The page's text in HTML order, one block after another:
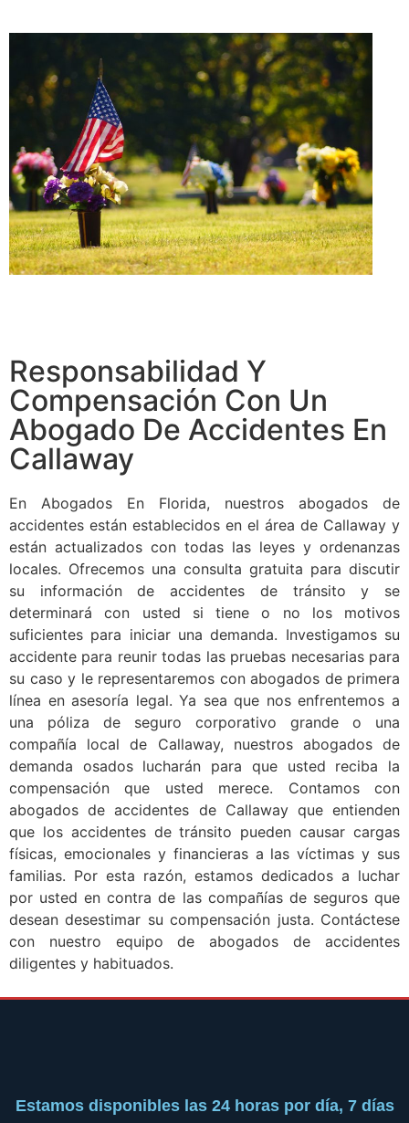
Responsabilidad Y
Compensación Con Un
Abogado De Accidentes En
Callaway
En Abogados En Florida, nuestros abogados de
accidentes están establecidos en el área de Callaway y
están actualizados con todas las leyes y ordenanzas
locales. Ofrecemos una consulta gratuita para discutir
su información de accidentes de tránsito y se
determinará con usted si tiene o no los motivos
suficientes para iniciar una demanda. Investigamos su
accidente para reunir todas las pruebas necesarias para
su caso y le representaremos con abogados de primera
línea en asesoría legal. Ya sea que nos enfrentemos a
una póliza de seguro corporativo grande o una
compañía local de Callaway, nuestros abogados de
demanda osados lucharán para que usted reciba la
compensación que usted merece. Contamos con
abogados de accidentes de Callaway que entienden
que los accidentes de tránsito pueden causar cargas
físicas, emocionales y financieras a las víctimas y sus
familias. Por esta razón, estamos dedicados a luchar
por usted en contra de las compañías de seguros que
desean desestimar su compensación justa. Contáctese
con nuestro equipo de abogados de accidentes
diligentes y habituados.
Estamos disponibles las 24 horas por día, 7 días